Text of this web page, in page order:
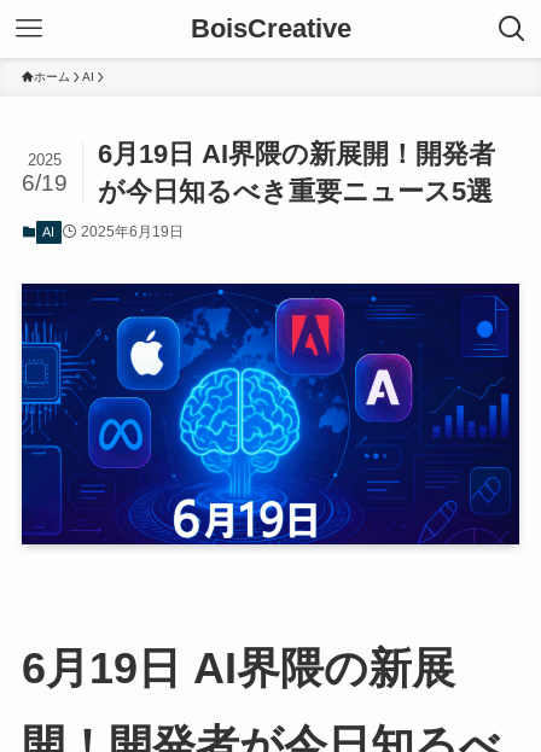
BoisCreative
ホーム AI
6月19日 AI界隈の新展開！開発者
が今日知るべき重要ニュース5選
2025
6/19
AI 2025年6月19日
6月19日 AI界隈の新展